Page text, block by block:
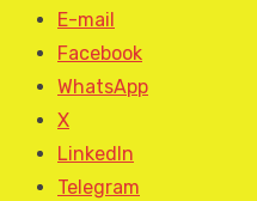
E-mail
Facebook
WhatsApp
X
LinkedIn
Telegram